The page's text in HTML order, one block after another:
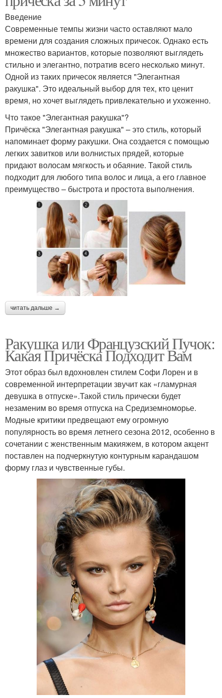
Введение
Современные темпы жизни часто оставляют мало
времени для создания сложных причесок. Однако есть
множество вариантов, которые позволяют выглядеть
стильно и элегантно, потратив всего несколько минут.
Одной из таких причесок является "Элегантная
ракушка". Это идеальный выбор для тех, кто ценит
время, но хочет выглядеть привлекательно и ухоженно.
Что такое "Элегантная ракушка"?
Причёска "Элегантная ракушка" – это стиль, который
напоминает форму ракушки. Она создается с помощью
легких завитков или волнистых прядей, которые
придают волосам мягкость и обаяние. Такой стиль
подходит для любого типа волос и лица, а его главное
преимущество – быстрота и простота выполнения.
читать дальше →
Ракушка или Французский Пучок:
Какая Причёска Подходит Вам
Этот образ был вдохновлен стилем Софи Лорен и в
современной интерпретации звучит как «гламурная
девушка в отпуске».Такой стиль прически будет
незаменим во время отпуска на Средиземноморье.
Модные критики предвещают ему огромную
популярность во время летнего сезона 2012, особенно в
сочетании с женственным макияжем, в котором акцент
поставлен на подчеркнутую контурным карандашом
форму глаз и чувственные губы.